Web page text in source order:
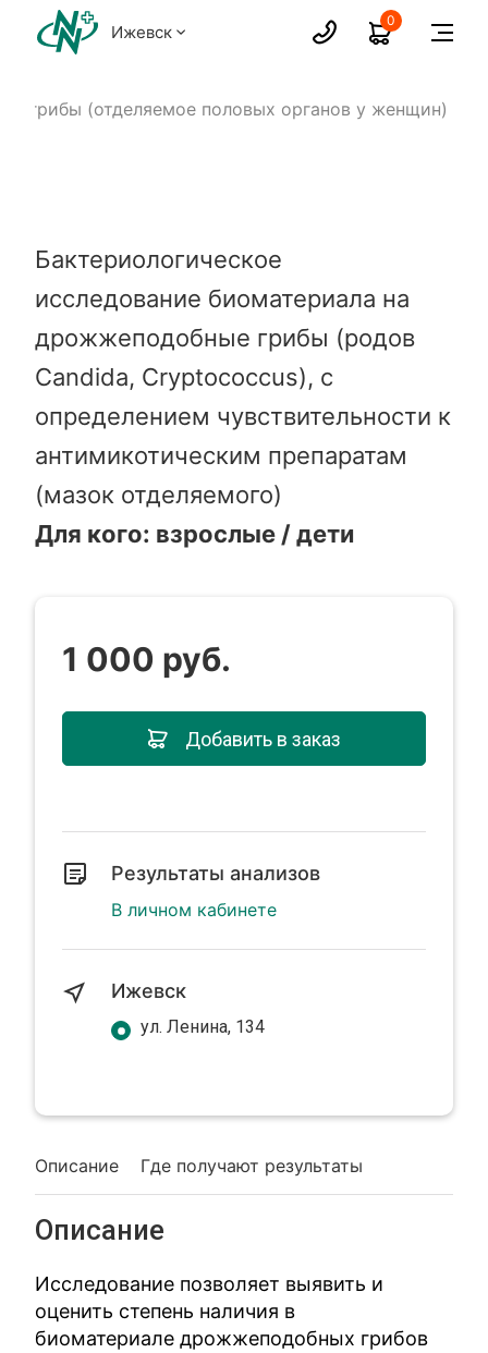
Ижевск
0
грибы (отделяемое половых органов у женщин)
Бактериологическое
исследование биоматериала на
дрожжеподобные грибы (родов
Candida, Cryptococcus), с
определением чувствительности к
антимикотическим препаратам
(мазок отделяемого)
Для кого: взрослые / дети
Описание Где получают результаты
Описание
Исследование позволяет выявить и
оценить степень наличия в
биоматериале дрожжеподобных грибов
1 000 руб.
Добавить в заказ
Результаты анализов
В личном кабинете
Ижевск
ул. Ленина, 134